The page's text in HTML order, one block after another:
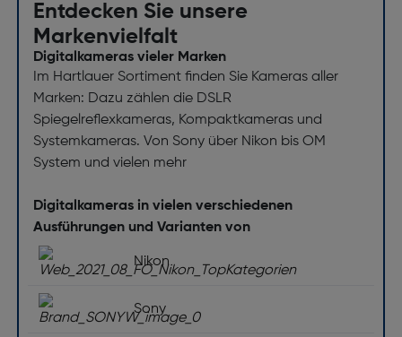
Maximum Brennweite (äquivalent 35mm Kleinbild)
[mm]: 80
Minimale Blendenzahl: 22
Maximale Blendenzahl: 2,8
Befestigungstyp: Bajonett
Bildschirm
Bildschirmtyp: TFT LCD Monitor
Bildschirmdiagonale ["]: 3
Bildschirmdiagonale (cm) [cm]: 7,6
Ausklappbarer Bildschirm: Ja
Bildschirmauflösung [dot]: 1,62 Mio.
Entdecken Sie unsere
Markenvielfalt
Digitalkameras vieler Marken
Im Hartlauer Sortiment finden Sie Kameras aller
Marken: Dazu zählen die DSLR
Spiegelreflexkameras, Kompaktkameras und
Systemkameras. Von Sony über Nikon bis OM
System und vielen mehr
Digitalkameras in vielen verschiedenen
Ausführungen und Varianten von
Nikon
Sony